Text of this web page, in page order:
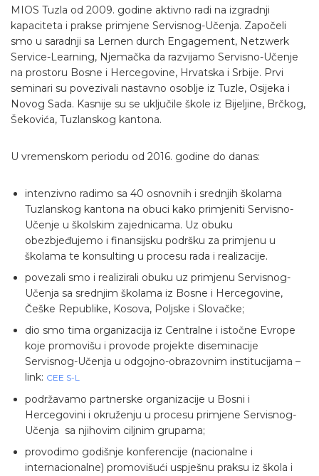
MIOS Tuzla od 2009. godine aktivno radi na izgradnji
kapaciteta i prakse primjene Servisnog-Učenja. Započeli
smo u saradnji sa Lernen durch Engagement, Netzwerk
Service-Learning, Njemačka da razvijamo Servisno-Učenje
na prostoru Bosne i Hercegovine, Hrvatska i Srbije. Prvi
seminari su povezivali nastavno osoblje iz Tuzle, Osijeka i
Novog Sada. Kasnije su se uključile škole iz Bijeljine, Brčkog,
Šekovića, Tuzlanskog kantona.
U vremenskom periodu od 2016. godine do danas:
intenzivno radimo sa 40 osnovnih i srednjih školama
Tuzlanskog kantona na obuci kako primjeniti Servisno-
Učenje u školskim zajednicama. Uz obuku
obezbjeđujemo i finansijsku podršku za primjenu u
školama te konsulting u procesu rada i realizacije.
povezali smo i realizirali obuku uz primjenu Servisnog-
Učenja sa srednjim školama iz Bosne i Hercegovine,
Češke Republike, Kosova, Poljske i Slovačke;
dio smo tima organizacija iz Centralne i istočne Evrope
koje promovišu i provode projekte diseminacije
Servisnog-Učenja u odgojno-obrazovnim institucijama –
link: CEE S-L
podržavamo partnerske organizacije u Bosni i
Hercegovini i okruženju u procesu primjene Servisnog-
Učenja sa njihovim ciljnim grupama;
provodimo godišnje konferencije (nacionalne i
internacionalne) promovišući uspješnu praksu iz škola i